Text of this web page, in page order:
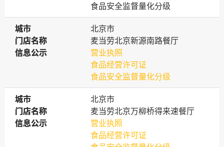
食品安全监督量化分级
城市
城市
北京市
门店名称
门店名称
麦当劳北京新源南路餐厅
信息公示
信息公示
营业执照
食品经营许可证
食品安全监督量化分级
城市
城市
北京市
门店名称
门店名称
麦当劳北京万柳桥得来速餐厅
信息公示
信息公示
营业执照
食品经营许可证